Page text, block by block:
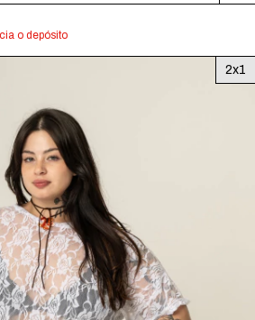
o depósito
2x1